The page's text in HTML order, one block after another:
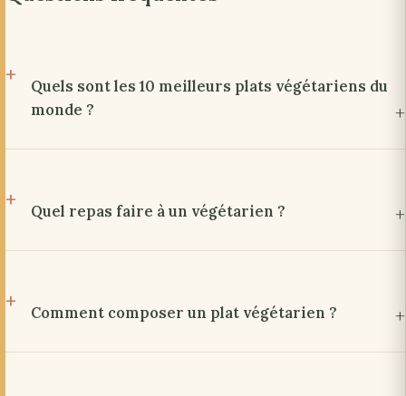
Quels sont les 10 meilleurs plats végétariens du
monde ?
Quel repas faire à un végétarien ?
Comment composer un plat végétarien ?